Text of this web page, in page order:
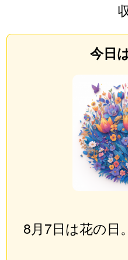
今日
8月7日は花の日